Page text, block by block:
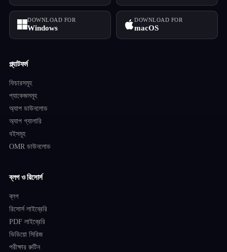
DOWNLOAD FOR
Windows
DOWNLOAD FOR
macOS
প্ল্যাটফর্ম
ফিচারসমূহ
প্যাকেজসমূহ
অ্যাপ ডাউনলোড
অ্যাপ গ্যালারি
বইসমূহ
OMR ডাউনলোড
ব্লগ ও রিসোর্স
ব্লগ
রিসোর্স লাইব্রেরি
PDF লাইব্রেরি
ভিডিয়ো সিরিজ
পরীক্ষার রুটিন